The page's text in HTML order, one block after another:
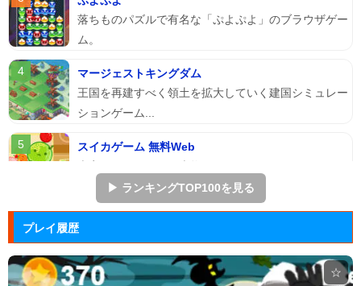
落ちものパズルで有名な「ぷよぷよ」のブラウザゲー
ム。
マージェストキングダム
王国を再建すべく領土を拡大していく建国シミュレー
ションゲーム...
スイカゲーム 無料Web
のスイ...
回転する球体をリズムに合わせてクリックして進ませ
る音楽ゲーム...
▶ ランキングTOP100を見る
プレイ履歴
☆